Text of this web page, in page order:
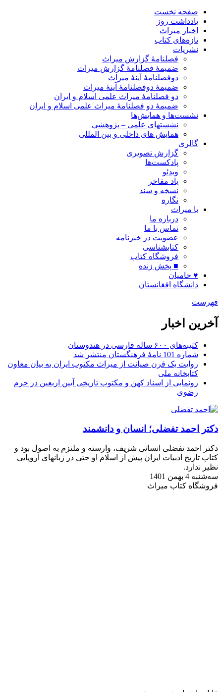
صفحه نخست
یادداشت روز
اخبار میراث
تازه‌های کتاب
نشریات
فصلنامۀ گزارش میراث
ضمیمۀ فصلنامۀ گزارش میراث
دوفصلنامۀ آینۀ میراث
ضمیمۀ دوفصلنامۀ آینۀ میراث
دو فصلنامۀ میراث علمی اسلام و ایران
ضمیمۀ دو فصلنامۀ میراث علمی اسلام و ایران
نشست‌ها و همایش‌ها
نشستهای علمی – پژوهشی
همایش های داخلی و بین المللی
گالری
گزارش تصویری
پادکست‌ها
ویدئو
یاد مفاخر
نسخه و سند
نگاره
با میراث
درباره ما
تماس با ما
عضویت در خبرنامه
کتابشناسی
فروشگاه کتاب
■ پخش زنده
♥ حامیان
دانشگاه افغانستان
فهرست
آخرین اخبار
کتیبه‌های ۶۰۰ ساله فارسی در هندوستان
شماره 101 نامۀ فرهنگستان منتشر شد
روایت یک قرن صیانت از میراث مکتوب ایران به بیان معاون
کتابخانه ملی
رونمایی از اسناد کهن و مکتوب تاریخی آیین اربعین در حرم
رضوی
دکتر احمد تفضلی؛ انسان و دانشمند
دکتر احمد تفضلی انسانی شریف، وارسته و ملتزم به اصول بود و
کتاب تاریخ ادبیات ایران پیش از اسلام او حتی در زبانهای اروپایی
نظیر ندارد.
سه‌شنبه 4 بهمن 1401
فروشگاه کتاب میراث